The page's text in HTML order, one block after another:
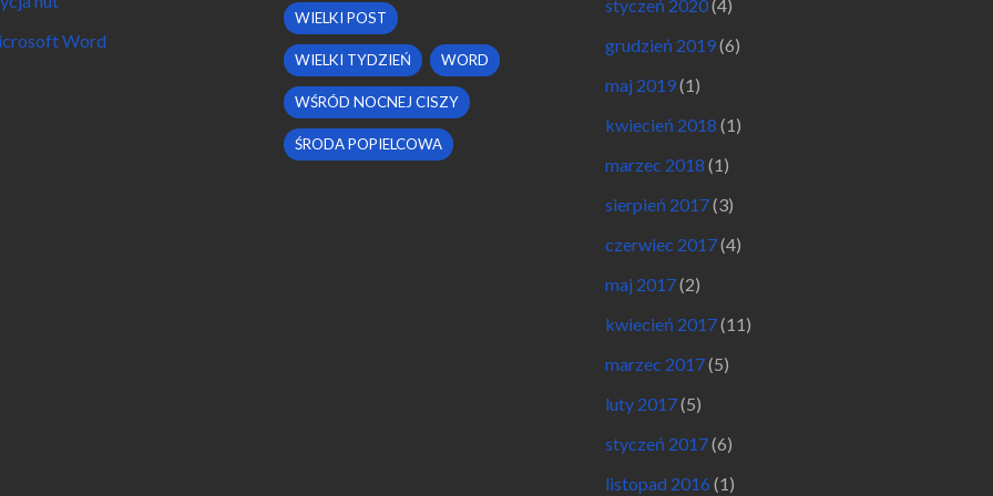
Word
WIELKI POST
WIELKI TYDZIEŃ WORD
WŚRÓD NOCNEJ CISZY
ŚRODA POPIELCOWA
styczeń 2020(4)
grudzień 2019(6)
maj 2019(1)
kwiecień 2018 (1)
marzec 2018 (1)
sierpień 2017(3)
czerwiec 2017(4)
maj 2017(2)
kwiecień 2017(11)
marzec 2017(5)
luty 2017(5)
styczeń 2017(6)
listopad 2016 (1)